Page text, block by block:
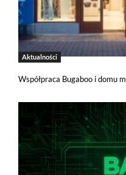
Aktualności
Współpraca Bugaboo i domu